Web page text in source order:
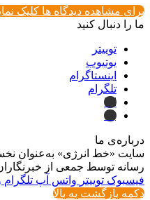
برای مشاهده دیدگاه ها کلیک
ما را دنبال کنید
توییتر
یوتیوب
اینستاگرام
تلگرام
ایتا
بله
درباره‌ی ما
سایت «خط انرژی» به‌عنوان
رسانه توسط جمعی از
فیسبوک توییتر واتس آپ تلگرام
دکمه بازگشت به بالا